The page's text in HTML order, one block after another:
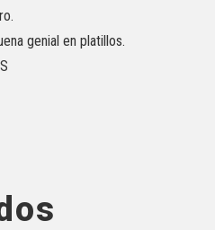
genial en platillos.